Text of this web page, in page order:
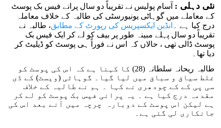
نئی دہلی : آسام پولیس نے تقریباً دو سال پرانے فیس بک پوسٹ
کے معاملے میں گوہاٹی یونیورسٹی کی طالبہ کے خلاف معاملہ
درج کیا ہے ۔
انڈین ایکسپریس کی رپورٹ کے مطابق، طالبہ نے
تقریباً دو سال پہلے مبینہ طور پر بیف کو لے کر ایک فیس بک
پوسٹ ڈالی تھی ، حالاں کہ اس نے فوراً ہی پوسٹ کو ڈیلیٹ کر
دیا تھا۔
طالبہ ریحانہ سلطانہ (28) کا کہنا ہے کہ اس کی پوسٹ کو
غلط سیاق و سباق میں لیا گیا۔ گوہاٹی (ویسٹ) کے ڈی
سی پی کے کے چودھری نے کہا ۔ ہم نے طالبہ کے خلاف
مقدمہ درج کیا ہے ۔ یہ پرانی فیس بک پوسٹ کو لے کر
ہے لیکن اس پوسٹ کے دوبارہ چرچہ میں آنے بعد اس کی
جانکاری لی گئی ہے۔